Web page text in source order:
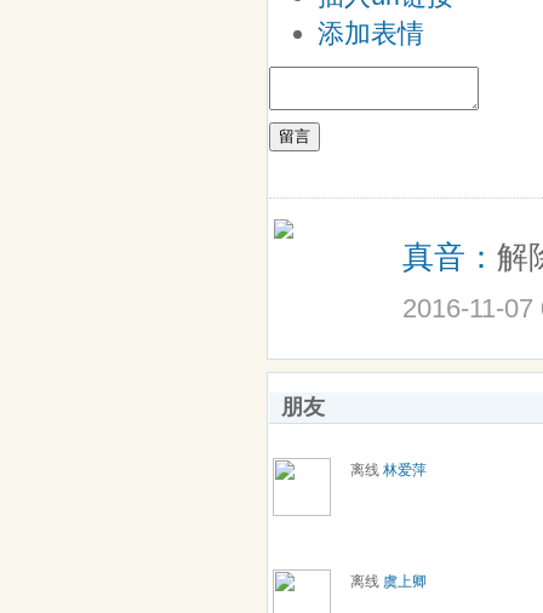
添加表情
留言
真音： 解
2016-11-07
朋友
离线 林爱萍
离线 虞上卿